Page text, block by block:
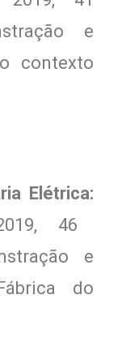
e
contexto
Elétrica:
46
e
do